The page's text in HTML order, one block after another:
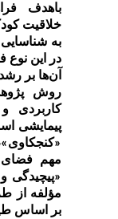
باهدف
خلاقیت
به
در این نوع
آن‌ها بر
روش
کاربردی
پیمایشی
مهم فضای
مؤلفه از
بر اساس